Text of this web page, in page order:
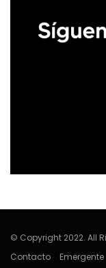
© Copyright 2022. All
Contacto
Emergente